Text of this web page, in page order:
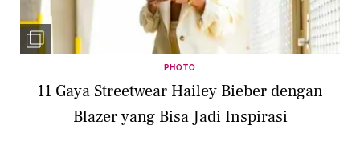
PHOTO
11 Gaya Streetwear Hailey Bieber dengan
Blazer yang Bisa Jadi Inspirasi